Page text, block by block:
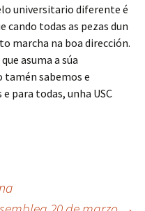
universitario diferente é
todas as pezas dun
marcha na boa dirección.
asuma a súa
tamén sabemos e
para todas, unha USC